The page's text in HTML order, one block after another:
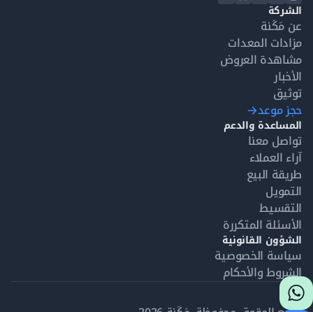
الشركة
عن مَكَنة
مزادات المعدات
مشاهدة العروض
الأخبار
توثيق
حجز موعد
المساعدة والدعم
تواصل معنا
آراء العملاء
طريقة البيع
التمويل
التقسيط
الأسئلة المتكررة
الشؤون القانونية
سياسة الخصوصية
الشروط والأحكام